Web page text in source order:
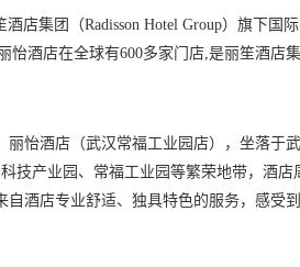
店集团（Radisson Hotel Group）旗下国
酒店在全球有600多家门店,是丽笙酒店
怡酒店（武汉常福工业园店），坐落于
技产业园、常福工业园等繁荣地带，酒店
酒店专业舒适、独具特色的服务，感受